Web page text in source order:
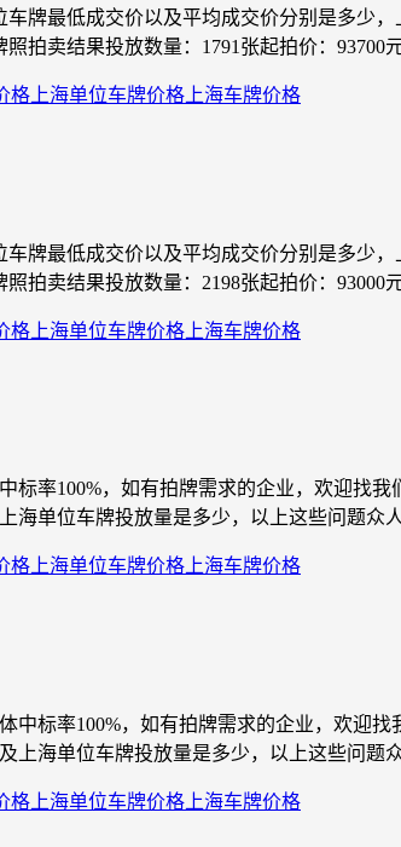
车牌最低成交价以及平均成交价分别是多少
拍卖结果投放数量：1791张起拍价：93700
格 上海单位车牌价格 上海车牌价格
车牌最低成交价以及平均成交价分别是多少
拍卖结果投放数量：2198张起拍价：93000
格 上海单位车牌价格 上海车牌价格
标率100%，如有拍牌需求的企业，欢迎找
海单位车牌投放量是多少，以上这些问题众
格 上海单位车牌价格 上海车牌价格
中标率100%，如有拍牌需求的企业，欢迎
上海单位车牌投放量是多少，以上这些问题
格 上海单位车牌价格 上海车牌价格